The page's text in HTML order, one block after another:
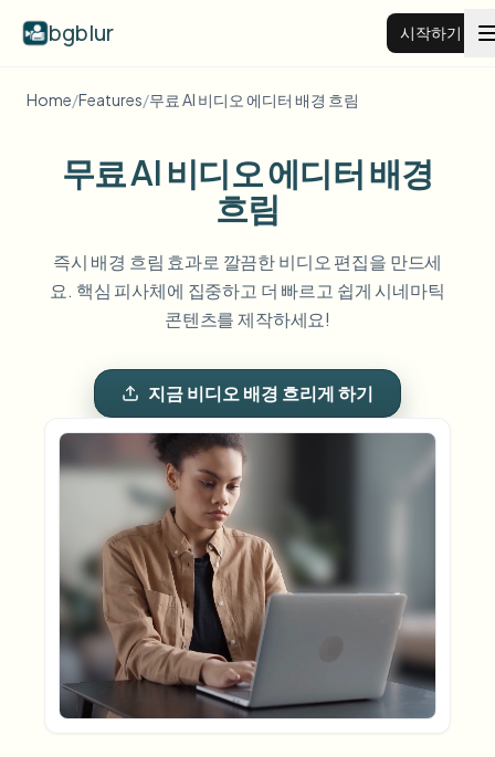
bgblur 시작하기
예시
얼굴 블러
번호판 블러
배경 블러
무엇이든 블러
화면 녹화 블러
GDPR 준수 블러
View all features
Browse every blur tool in one place
번호판 블러
얼굴 블러
배경 블러
무엇이든 블러
AI Video Object Remover
학교 및 교육
캠퍼스 카메라, 강의, 지역 대량 개인정보 보호
미디어 및 엔터테인먼트
시사회, 출시 및 규정 준수
소매 및 전자상거래
매장 및 창고 영상
의료
클리닉 및 환자 대면 비디오 거버넌스
리소스
자주 묻는 질문
블로그
Whitepapers
도구
Choose language
Home/Features/무료 AI 비디오 에디터 배경 흐림
무료 AI 비디오 에디터 배경
흐림
즉시 배경 흐림 효과로 깔끔한 비디오 편집을 만드세
요. 핵심 피사체에 집중하고 더 빠르고 쉽게 시네마틱
콘텐츠를 제작하세요!
지금 비디오 배경 흐리게 하기